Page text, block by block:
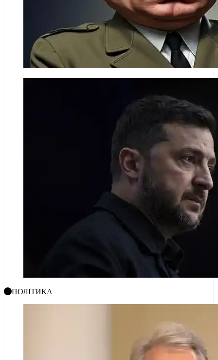
ПОЛІТИКА